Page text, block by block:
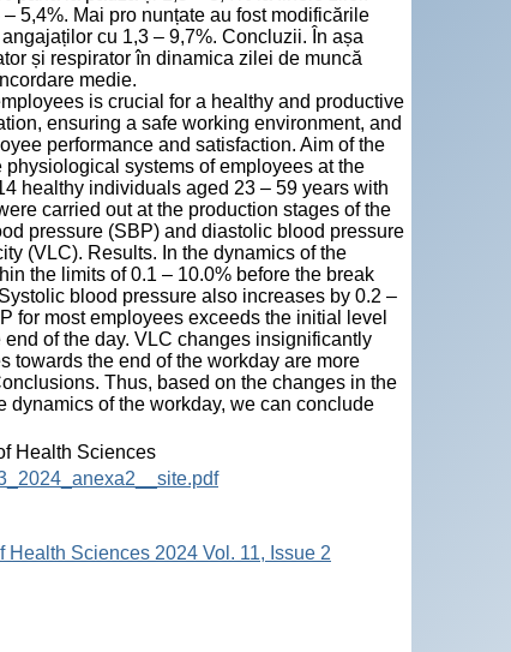
5,4%. Mai pro nunțate au fost modificările
cu 1,3 – 9,7%. Concluzii. În așa
și respirator în dinamica zilei de muncă
medie.
is crucial for a healthy and productive
ensuring a safe working environment, and
performance and satisfaction. Aim of the
systems of employees at the
healthy individuals aged 23 – 59 years with
carried out at the production stages of the
pressure (SBP) and diastolic blood pressure
(VLC). Results. In the dynamics of the
the limits of 0.1 – 10.0% before the break
blood pressure also increases by 0.2 –
for most employees exceeds the initial level
of the day. VLC changes insignificantly
towards the end of the workday are more
Thus, based on the changes in the
dynamics of the workday, we can conclude
Health Sciences
Sciences 2024 Vol. 11, Issue 2